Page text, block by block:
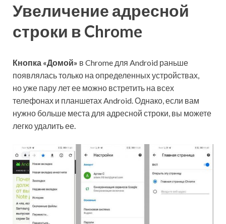
Увеличение адресной
строки в Chrome
Кнопка «Домой» в Chrome для Android раньше
появлялась только на определенных устройствах,
но уже пару лет ее можно встретить на всех
телефонах и планшетах Android. Однако, если вам
нужно больше места для адресной строки, вы можете
легко удалить ее.